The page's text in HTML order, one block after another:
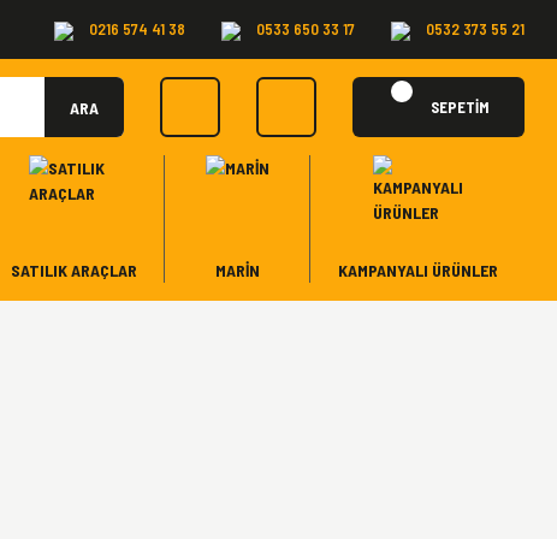
0216 574 41 38 0533 650 33 17 0532 373 55 21
ARA SEPETİM
SATILIK ARAÇLAR MARİN KAMPANYALI ÜRÜNLER